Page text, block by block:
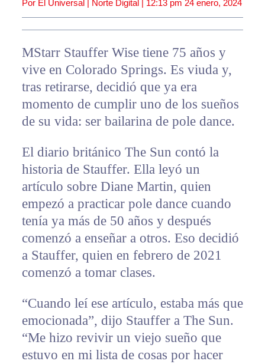
Por El Universal | Norte Digital | 12:13 pm 24 enero, 2024
MStarr Stauffer Wise tiene 75 años y
vive en Colorado Springs. Es viuda y,
tras retirarse, decidió que ya era
momento de cumplir uno de los sueños
de su vida: ser bailarina de pole dance.
El diario británico The Sun contó la
historia de Stauffer. Ella leyó un
artículo sobre Diane Martin, quien
empezó a practicar pole dance cuando
tenía ya más de 50 años y después
comenzó a enseñar a otros. Eso decidió
a Stauffer, quien en febrero de 2021
comenzó a tomar clases.
“Cuando leí ese artículo, estaba más que
emocionada”, dijo Stauffer a The Sun.
“Me hizo revivir un viejo sueño que
estuvo en mi lista de cosas por hacer